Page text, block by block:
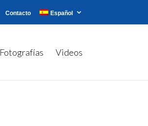
Contacto Español
Fotografías Videos